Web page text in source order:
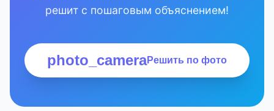
решит с пошаговым объяснением!
photo_cameraРешить по фото